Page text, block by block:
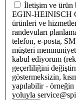
İletişim ve ürün
EGIN-HEINISCH
ürünleri ve
randevuları
telefon, e-posta,
müşteri
kabul ediyorum
geçerliliğini
göstermeksizin,
yapılabilir - örneğin
yoluyla